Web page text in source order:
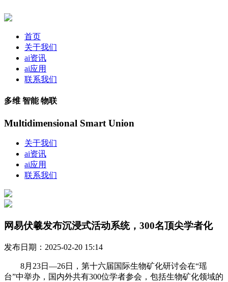
首页
关于我们
ai资讯
ai应用
联系我们
多维 智能 物联
Multidimensional Smart Union
关于我们
ai资讯
ai应用
联系我们
网易伏羲发布沉浸式活动系统，300名顶尖学者化
发布日期：2025-02-20 15:14
8月23日—26日，第十六届国际生物矿化研讨会在“瑶
台”中举办，国内外共有300位学者参会，包括生物矿化领域的